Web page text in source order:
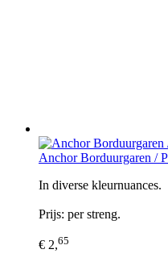
Anchor Borduurgaren /
In diverse kleurnuances.
Prijs: per streng.
€ 2,65